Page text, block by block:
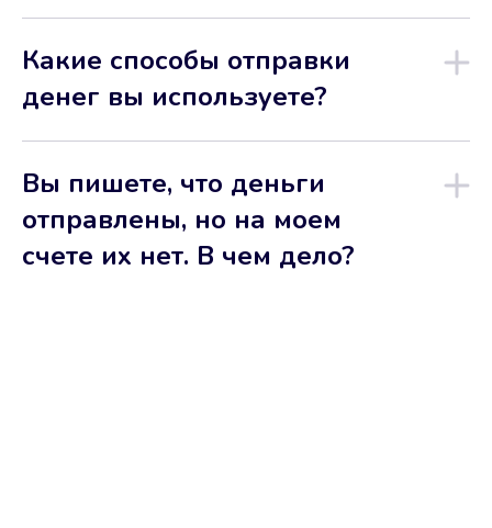
Какие способы отправки
денег вы используете?
Вы пишете, что деньги
отправлены, но на моем
счете их нет. В чем дело?